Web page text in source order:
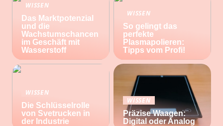
WISSEN
Das Marktpotenzial
und die
Wachstumschancen
im Geschäft mit
Wasserstoff
WISSEN
So gelingt das
perfekte
Plasmapolieren:
Tipps vom Profi!
WISSEN
Die Schlüsselrolle
von Svetrucken in
der Industrie
WISSEN
Präzise Waagen:
Digital oder Analog